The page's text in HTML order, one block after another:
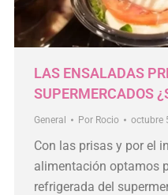
LAS ENSALADAS
SUPERMERCADOS
General Por Rocio octubre
Con las prisas y por el
alimentación optamos
refrigerada del